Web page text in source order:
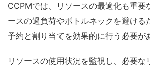
CCPMでは、リソースの最適化も重要
ースの過負荷やボトルネックを避ける
予約と割り当てを効果的に行う必要が
リソースの使用状況を監視し、必要な